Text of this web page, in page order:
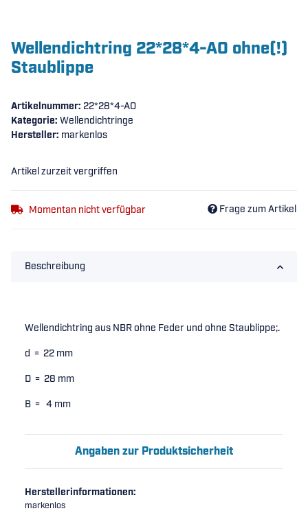
Wellendichtring 22*28*4-AO ohne(!)
Staublippe
Artikelnummer: 22*28*4-AO
Kategorie: Wellendichtringe
Hersteller: markenlos
Artikel zurzeit vergriffen
Momentan nicht verfügbar Frage zum Artikel
Beschreibung
Wellendichtring aus NBR ohne Feder und ohne Staublippe;.
d = 22 mm
D = 28 mm
B = 4 mm
Angaben zur Produktsicherheit
Herstellerinformationen:
markenlos